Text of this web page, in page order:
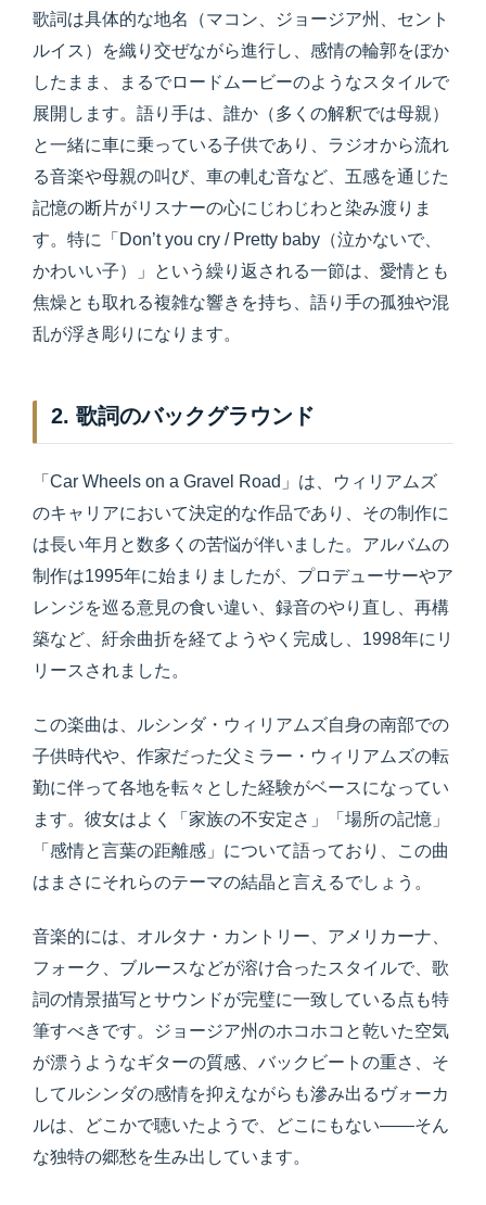
歌詞は具体的な地名（マコン、ジョージア州、セント
ルイス）を織り交ぜながら進行し、感情の輪郭をぼか
したまま、まるでロードムービーのようなスタイルで
展開します。語り手は、誰か（多くの解釈では母親）
と一緒に車に乗っている子供であり、ラジオから流れ
る音楽や母親の叫び、車の軋む音など、五感を通じた
記憶の断片がリスナーの心にじわじわと染み渡りま
す。特に「Don’t you cry / Pretty baby（泣かないで、
かわいい子）」という繰り返される一節は、愛情とも
焦燥とも取れる複雑な響きを持ち、語り手の孤独や混
乱が浮き彫りになります。
2. 歌詞のバックグラウンド
「Car Wheels on a Gravel Road」は、ウィリアムズ
のキャリアにおいて決定的な作品であり、その制作に
は長い年月と数多くの苦悩が伴いました。アルバムの
制作は1995年に始まりましたが、プロデューサーやア
レンジを巡る意見の食い違い、録音のやり直し、再構
築など、紆余曲折を経てようやく完成し、1998年にリ
リースされました。
この楽曲は、ルシンダ・ウィリアムズ自身の南部での
子供時代や、作家だった父ミラー・ウィリアムズの転
勤に伴って各地を転々とした経験がベースになってい
ます。彼女はよく「家族の不安定さ」「場所の記憶」
「感情と言葉の距離感」について語っており、この曲
はまさにそれらのテーマの結晶と言えるでしょう。
音楽的には、オルタナ・カントリー、アメリカーナ、
フォーク、ブルースなどが溶け合ったスタイルで、歌
詞の情景描写とサウンドが完璧に一致している点も特
筆すべきです。ジョージア州のホコホコと乾いた空気
が漂うようなギターの質感、バックビートの重さ、そ
してルシンダの感情を抑えながらも滲み出るヴォーカ
ルは、どこかで聴いたようで、どこにもない――そん
な独特の郷愁を生み出しています。